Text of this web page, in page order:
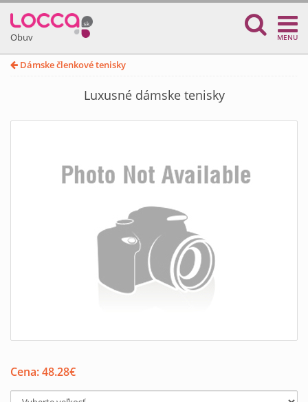
Obuv MENU
Dámske členkové tenisky
Luxusné dámske tenisky
Cena:48.28€